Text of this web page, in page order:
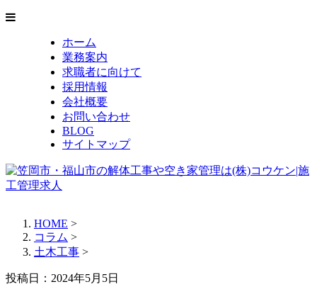
ホーム
業務案内
求職者に向けて
採用情報
会社概要
お問い合わせ
BLOG
サイトマップ
HOME >
コラム >
土木工事 >
投稿日： 2024年5月5日